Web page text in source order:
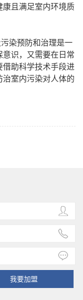
康 且满足室内环境质
染预防和治理是一
意识，又需要在日常
助科学技术手段进
室内污染对人体的
我要加盟